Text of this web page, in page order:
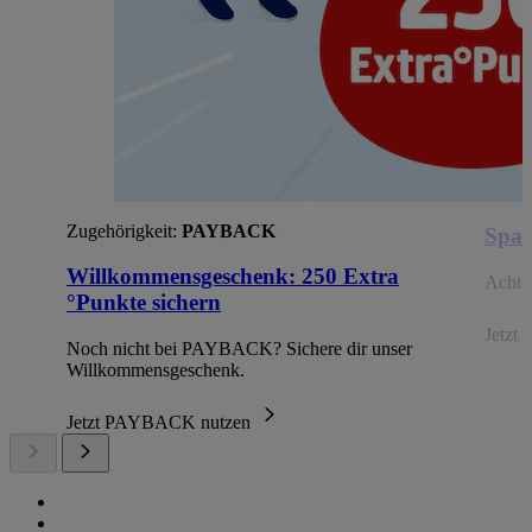
Zugehörigkeit: PAYBACK
Willkommensgeschenk: 250 Extra
°Punkte sichern
Noch nicht bei PAYBACK? Sichere dir unser
Willkommensgeschenk.
Jetzt PAYBACK nutzen
Jetzt